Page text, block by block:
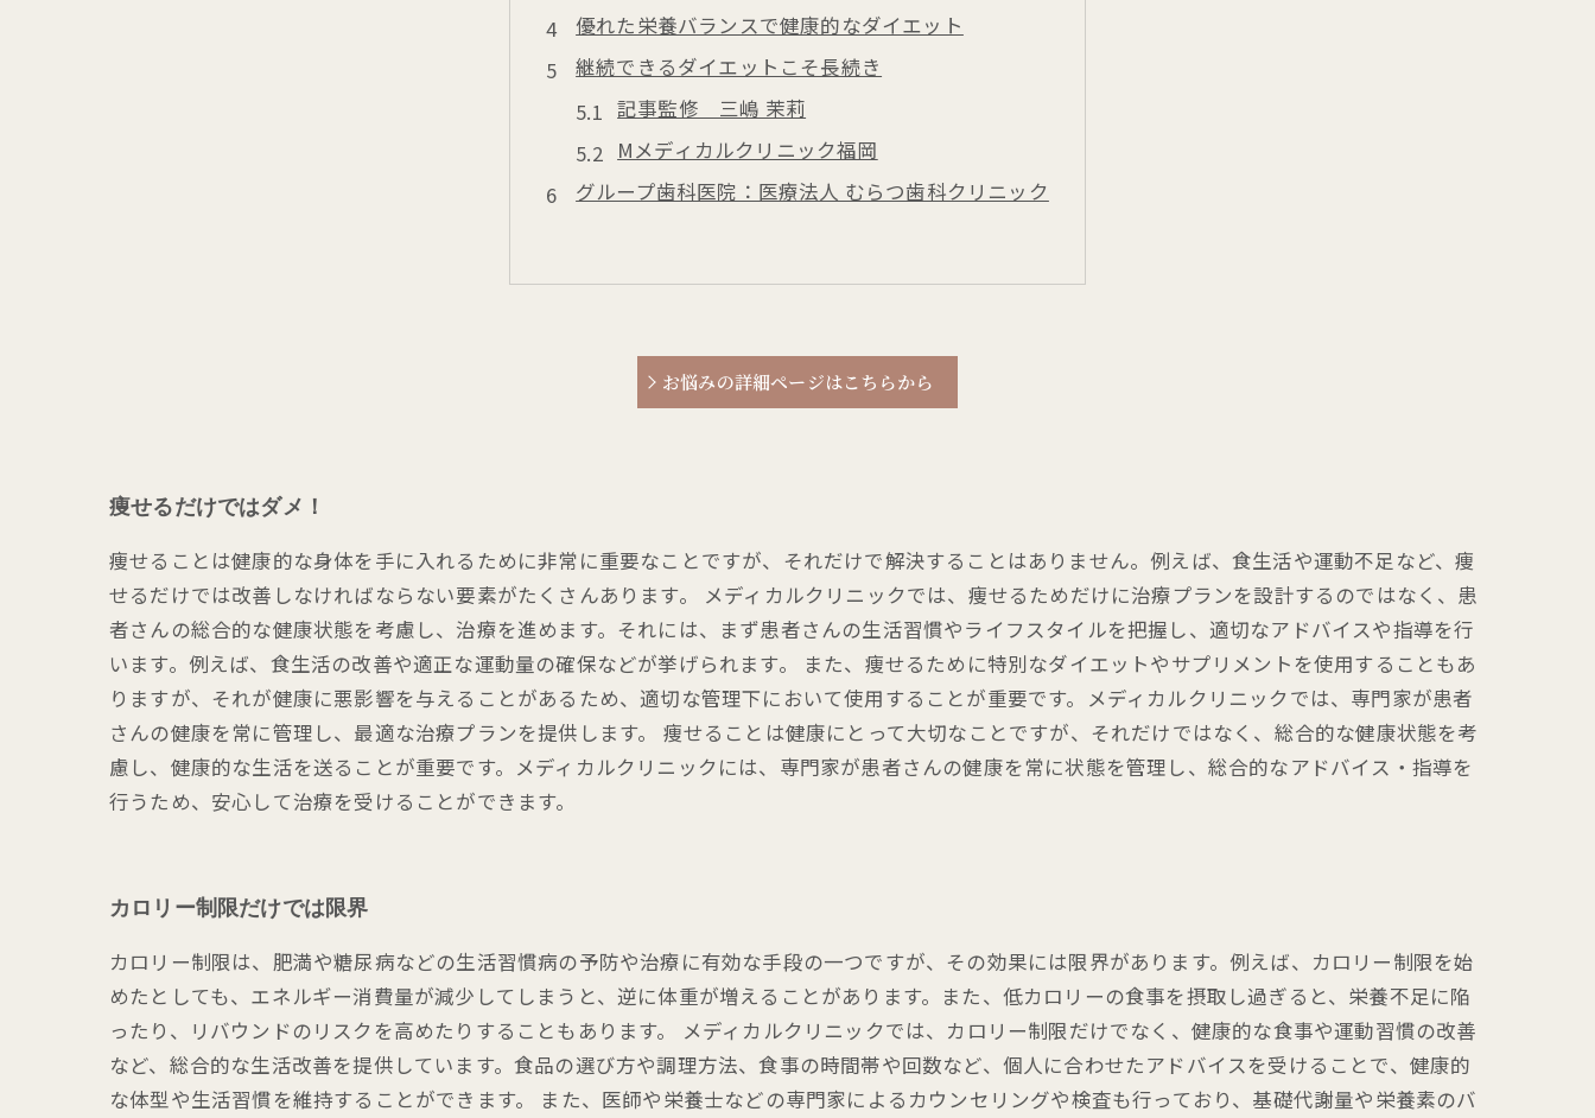
優れた栄養バランスで健康的なダイエット
継続できるダイエットこそ長続き
記事監修 三嶋 茉莉
Mメディカルクリニック福岡
グループ歯科医院：医療法人 むらつ歯科クリニック
お悩みの詳細ページはこちらから
痩せるだけではダメ！
痩せることは健康的な身体を手に入れるために非常に重要なことですが、それだけで解決することはありません。例えば、食生活や運動不足など、痩
せるだけでは改善しなければならない要素がたくさんあります。 メディカルクリニックでは、痩せるためだけに治療プランを設計するのではなく、患
者さんの総合的な健康状態を考慮し、治療を進めます。それには、まず患者さんの生活習慣やライフスタイルを把握し、適切なアドバイスや指導を行
います。例えば、食生活の改善や適正な運動量の確保などが挙げられます。 また、痩せるために特別なダイエットやサプリメントを使用することもあ
りますが、それが健康に悪影響を与えることがあるため、適切な管理下において使用することが重要です。メディカルクリニックでは、専門家が患者
さんの健康を常に管理し、最適な治療プランを提供します。 痩せることは健康にとって大切なことですが、それだけではなく、総合的な健康状態を考
慮し、健康的な生活を送ることが重要です。メディカルクリニックには、専門家が患者さんの健康を常に状態を管理し、総合的なアドバイス・指導を
行うため、安心して治療を受けることができます。
カロリー制限だけでは限界
カロリー制限は、肥満や糖尿病などの生活習慣病の予防や治療に有効な手段の一つですが、その効果には限界があります。例えば、カロリー制限を始
めたとしても、エネルギー消費量が減少してしまうと、逆に体重が増えることがあります。また、低カロリーの食事を摂取し過ぎると、栄養不足に陥
ったり、リバウンドのリスクを高めたりすることもあります。 メディカルクリニックでは、カロリー制限だけでなく、健康的な食事や運動習慣の改善
など、総合的な生活改善を提供しています。食品の選び方や調理方法、食事の時間帯や回数など、個人に合わせたアドバイスを受けることで、健康的
な体型や生活習慣を維持することができます。 また、医師や栄養士などの専門家によるカウンセリングや検査も行っており、基礎代謝量や栄養素のバ